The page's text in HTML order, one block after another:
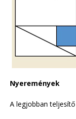
Nyeremények
A legjobban